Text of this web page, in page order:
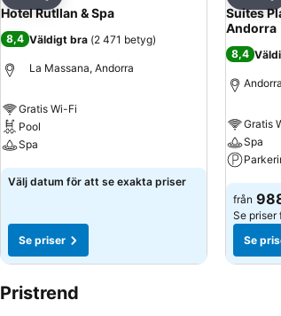
Hotel Rutllan & Spa
8,4 Väldigt bra (2 471 betyg)
La Massana, Andorra
Gratis Wi-Fi
Pool
Spa
Se priser
Välj datum för att se exakta priser
Se priser
Suites
Andorra
8,4
Gratis
Spa
Se
från
Se priser
Se
Pristrend